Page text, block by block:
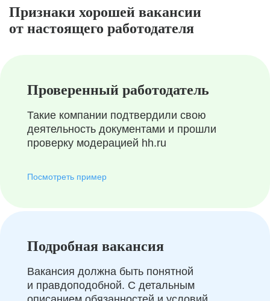
Признаки хорошей вакансии
от настоящего работодателя
Проверенный работодатель
Такие компании подтвердили свою
деятельность документами и прошли
проверку модерацией hh.ru
Посмотреть пример
Подробная вакансия
Вакансия должна быть понятной
и правдоподобной. С детальным